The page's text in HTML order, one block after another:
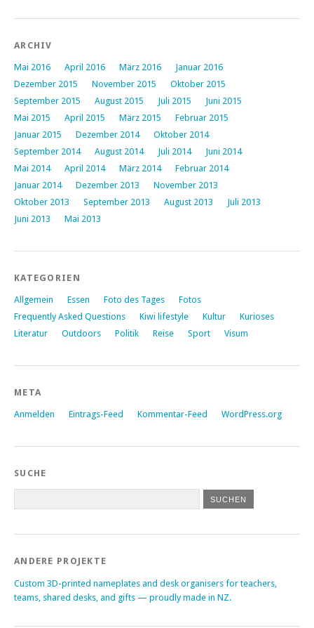
ARCHIV
Mai 2016 April 2016 März 2016
Januar 2016
Dezember 2015
November 2015
Oktober 2015
September 2015
August 2015 Juli 2015
Juni 2015
Mai 2015
April 2015 März 2015
Februar 2015
Januar 2015
Dezember 2014
Oktober 2014
September 2014
August 2014 Juli 2014
Juni 2014
Mai 2014
April 2014 März 2014
Februar 2014
Januar 2014
Dezember 2013
November 2013
Oktober 2013
September 2013 August 2013
Juli 2013
Juni 2013
Mai 2013
KATEGORIEN
Allgemein Essen Foto des Tages
Fotos
Frequently Asked Questions
Kiwi lifestyle Kultur
Kurioses
Literatur
Outdoors Politik Reise Sport Visum
META
Anmelden Eintrags-Feed Kommentar-Feed WordPress.org
SUCHE
ANDERE PROJEKTE
Custom 3D-printed nameplates and desk organisers for teachers,
teams, shared desks, and gifts — proudly made in NZ.